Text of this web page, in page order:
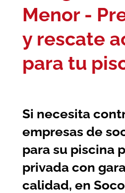
Menor -
y rescate
para tu
Si necesita
empresas de
para su piscina
privada con
calidad, en